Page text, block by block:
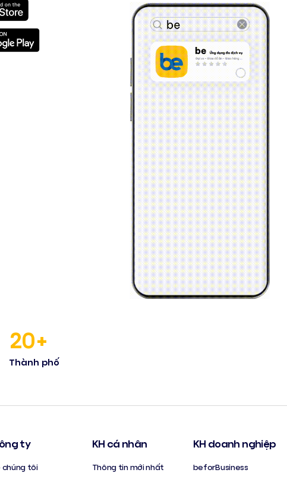
20+
Thành phố
ty
chúng tôi
KH cá nhân
Thông tin mới nhất
KH doanh nghiệp
beforBusiness